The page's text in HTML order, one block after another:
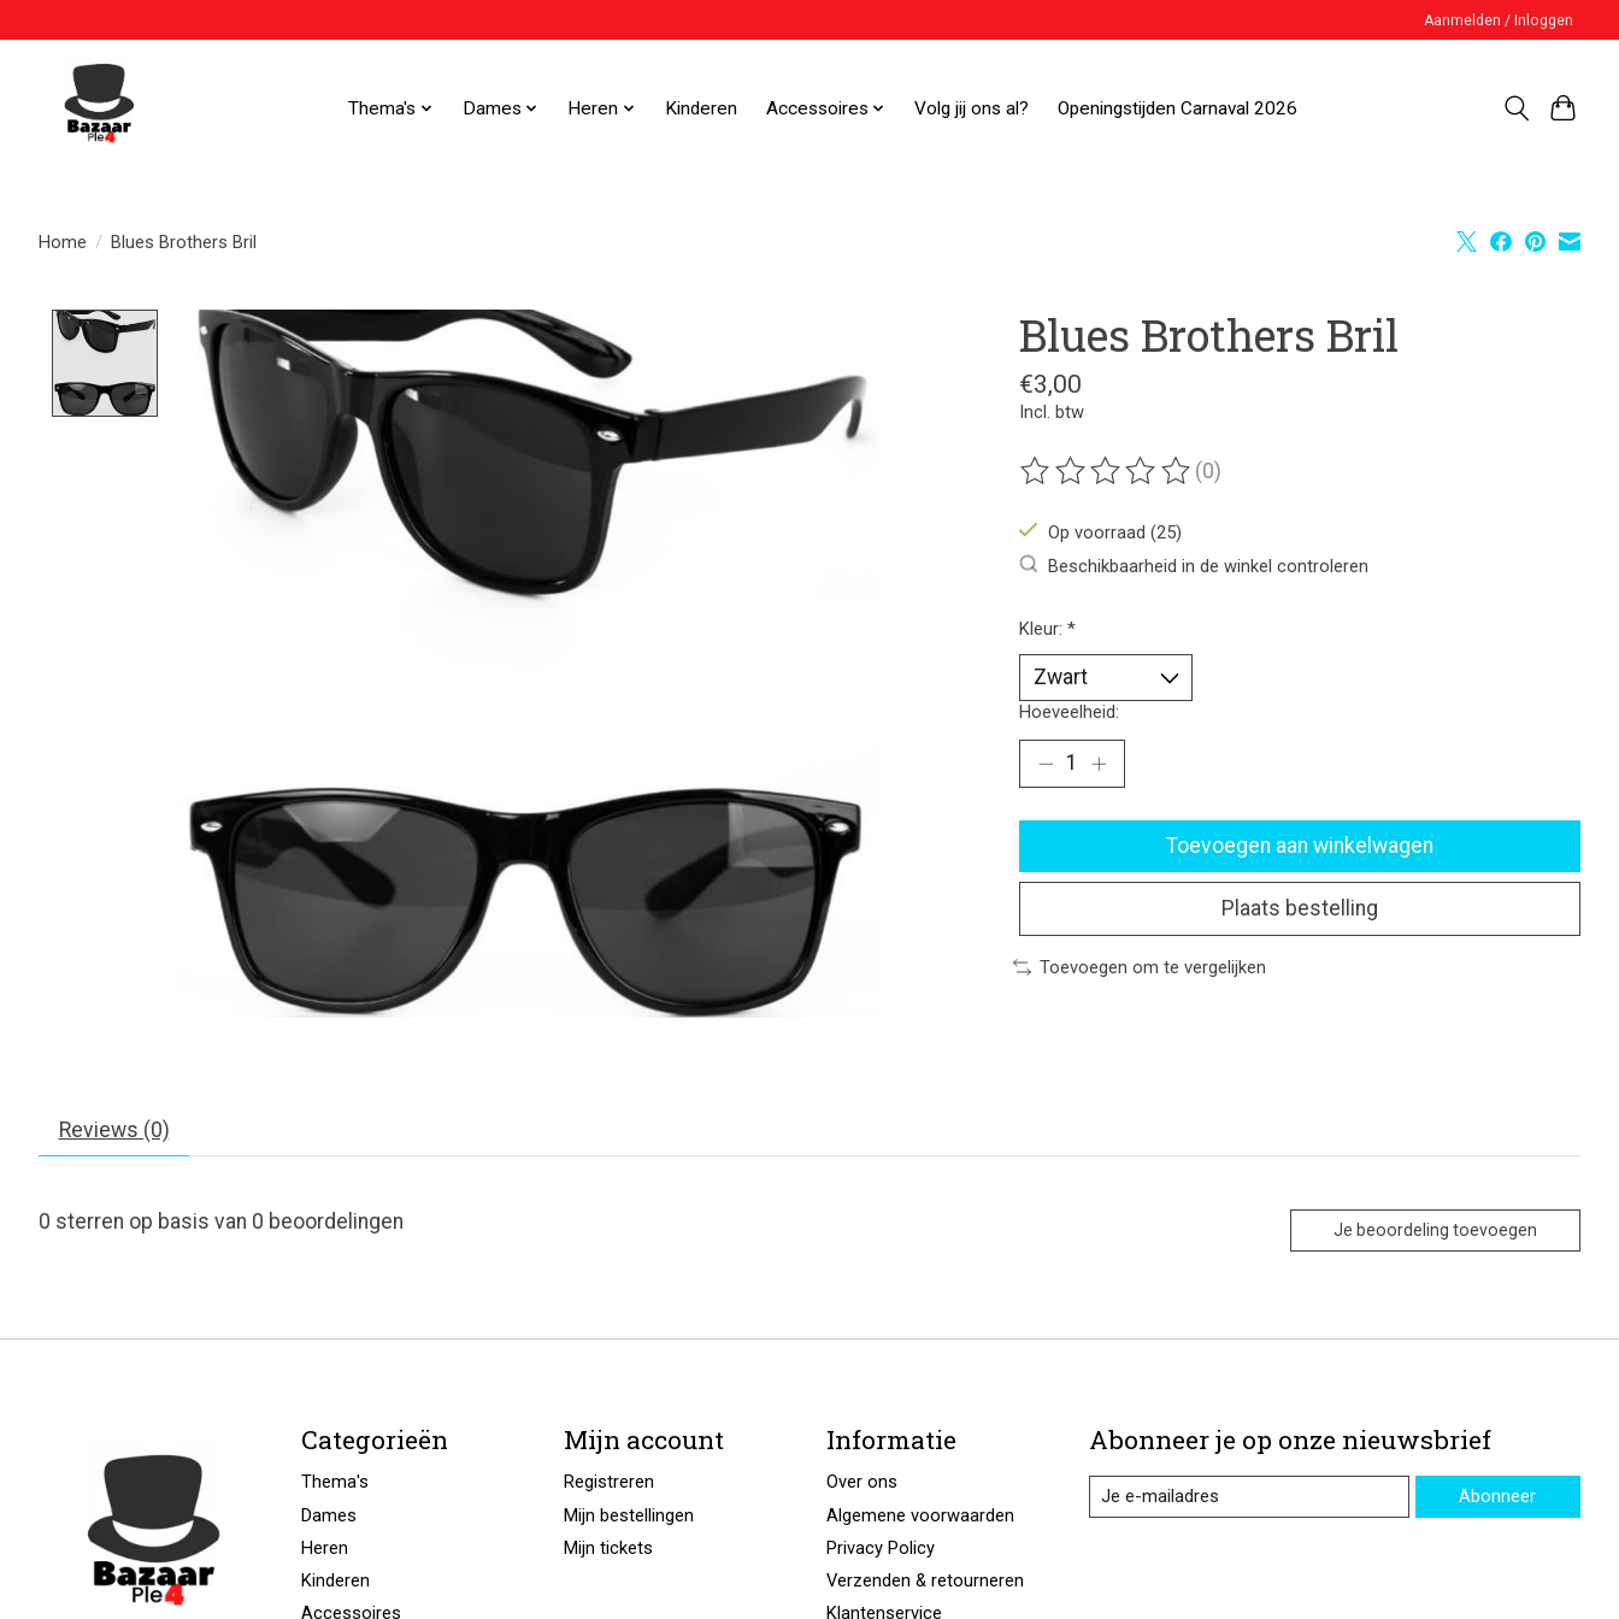
Aanmelden / Inloggen
Thema's Dames Heren Kinderen Accessoires Volg jij ons al? Openingstijden Carnaval 2026
Home / Blues Brothers Bril
Product image slideshow Items Blues Brothers Bril
€3,00
Incl. btw
De beoordeling van dit product is
(0)
Op voorraad (25)
Beschikbaarheid in de winkel controleren
Kleur: *
Hoeveelheid:
Toevoegen aan winkelwagen
Plaats bestelling
Toevoegen om te vergelijken
Reviews (0)
0 sterren op basis van 0 beoordelingen Je beoordeling toevoegen
Categorieën
Thema's
Dames
Heren
Kinderen
Accessoires
Mijn account
Registreren
Mijn bestellingen
Mijn tickets
Informatie
Over ons
Algemene voorwaarden
Privacy Policy
Verzenden & retourneren
Klantenservice
Abonneer je op onze nieuwsbrief
Abonneer